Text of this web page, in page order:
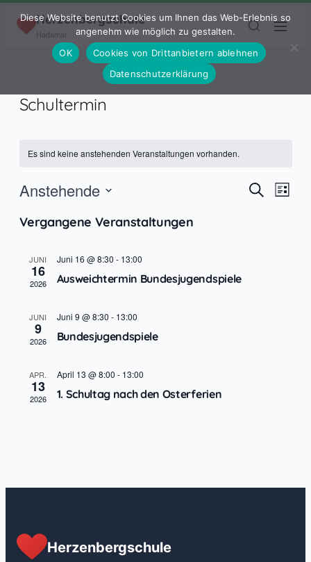
Zum Inhalt springen
Herzenbergschule
Hadamar
Schultermin
Es sind keine anstehenden Veranstaltungen vorhanden.
SucheListe
Anstehende
wählen.
Vergangene Veranstaltungen
JUNI
16
2026
Juni 16 @ 8:30 - 13:00
Ausweichtermin Bundesjugendspiele
JUNI
9
2026
Juni 9 @ 8:30 - 13:00
Bundesjugendspiele
APR.
13
2026
April 13 @ 8:00 - 13:00
1. Schultag nach den Osterferien
Herzenbergschule
Diese Website benutzt Cookies um Ihnen das Web-Erlebnis so
angenehm wie möglich zu gestalten.
OK
Cookies von Drittanbietern ablehnen
Datenschutzerklärung